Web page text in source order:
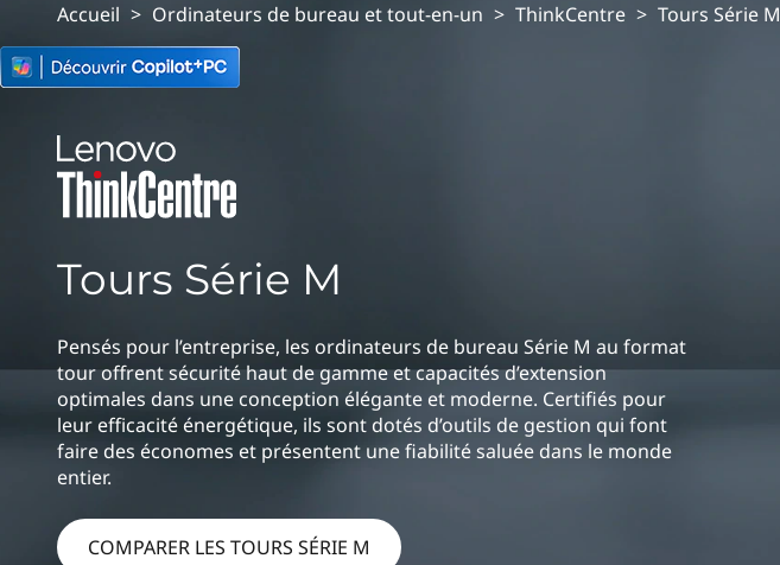
e
n
S
c
o
i
Accueil > Ordinateurs de bureau et tout-en-un > ThinkCentre > Tours Série M
Tours Série M
Pensés pour l’entreprise, les ordinateurs de bureau Série M au format
tour offrent sécurité haut de gamme et capacités d’extension
optimales dans une conception élégante et moderne. Certifiés pour
leur efficacité énergétique, ils sont dotés d’outils de gestion qui font
faire des économes et présentent une fiabilité saluée dans le monde
entier.
COMPARER LES TOURS SÉRIE M